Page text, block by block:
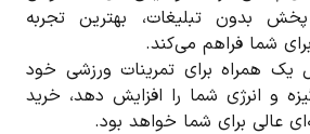
بدون تبلیغات، بهترین تجربه
شما فراهم می‌کند.
یک همراه برای تمرینات ورزشی خود
و انرژی شما را افزایش دهد، خرید